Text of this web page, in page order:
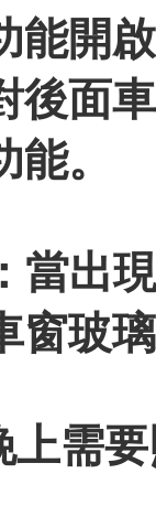
能開
後面
能。
當出
窗玻
上需